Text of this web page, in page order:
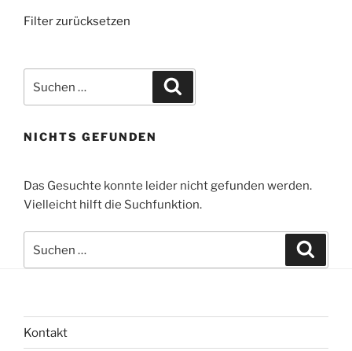
Filter zurücksetzen
nach:
NICHTS GEFUNDEN
Das Gesuchte konnte leider nicht gefunden werden.
Vielleicht hilft die Suchfunktion.
nach:
Kontakt